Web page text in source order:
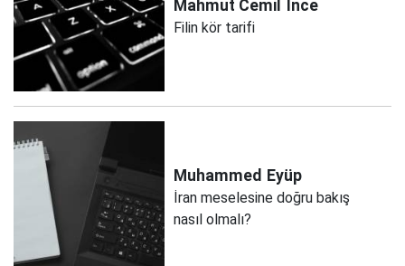
Mahmut Cemil İnce
Filin kör tarifi
Muhammed Eyüp
İran meselesine doğru bakış
nasıl olmalı?